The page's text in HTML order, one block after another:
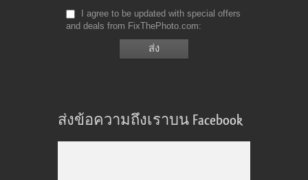
I agree to be updated with special offers
and deals from FixThePhoto.com
ส่งข้อความถึงเราบน Facebook